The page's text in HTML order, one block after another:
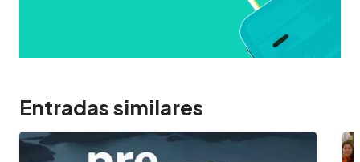
Entradas similares